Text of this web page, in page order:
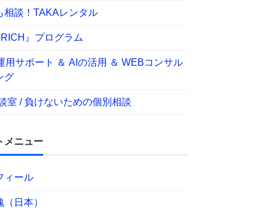
相談！TAKAレンタル
RICH』プログラム
用サポート ＆ AIの活用 ＆ WEBコンサル
グ
室 / 負けないための個別相談
メニュー
ィール
（日本）